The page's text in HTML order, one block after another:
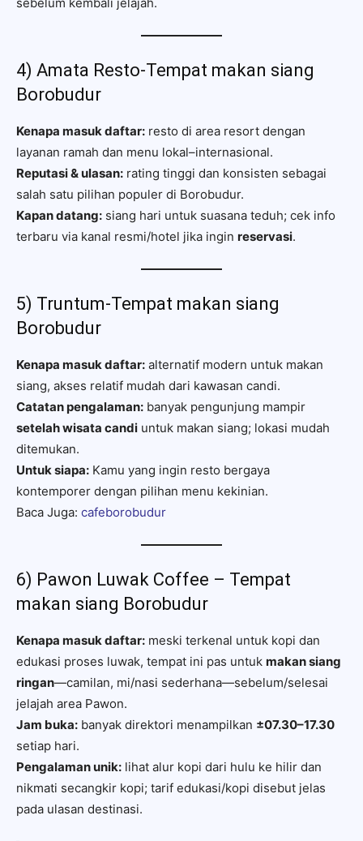
sebelum kembali jelajah.
4) Amata Resto-Tempat makan siang
Borobudur
Kenapa masuk daftar: resto di area resort dengan
layanan ramah dan menu lokal–internasional.
Reputasi & ulasan: rating tinggi dan konsisten sebagai
salah satu pilihan populer di Borobudur.
Kapan datang: siang hari untuk suasana teduh; cek info
terbaru via kanal resmi/hotel jika ingin reservasi.
5) Truntum-Tempat makan siang
Borobudur
Kenapa masuk daftar: alternatif modern untuk makan
siang, akses relatif mudah dari kawasan candi.
Catatan pengalaman: banyak pengunjung mampir
setelah wisata candi untuk makan siang; lokasi mudah
ditemukan.
Untuk siapa: Kamu yang ingin resto bergaya
kontemporer dengan pilihan menu kekinian.
Baca Juga: cafeborobudur
6) Pawon Luwak Coffee – Tempat
makan siang Borobudur
Kenapa masuk daftar: meski terkenal untuk kopi dan
edukasi proses luwak, tempat ini pas untuk makan siang
ringan—camilan, mi/nasi sederhana—sebelum/selesai
jelajah area Pawon.
Jam buka: banyak direktori menampilkan ±07.30–17.30
setiap hari.
Pengalaman unik: lihat alur kopi dari hulu ke hilir dan
nikmati secangkir kopi; tarif edukasi/kopi disebut jelas
pada ulasan destinasi.